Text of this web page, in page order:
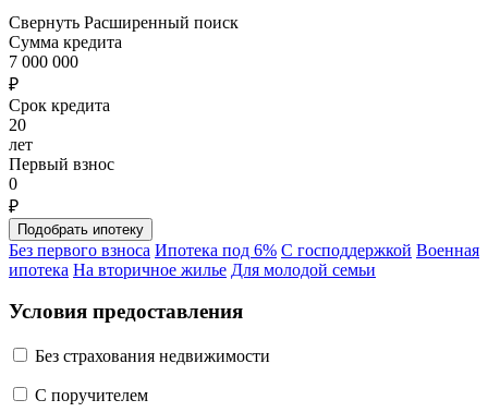
Свернуть Расширенный поиск
Сумма кредита
7 000 000
₽
Срок кредита
20
лет
Первый взнос
0
₽
Без первого взноса Ипотека под 6% С господдержкой Военная
ипотека На вторичное жилье Для молодой семьи
Условия предоставления
Без страхования недвижимости
C поручителем